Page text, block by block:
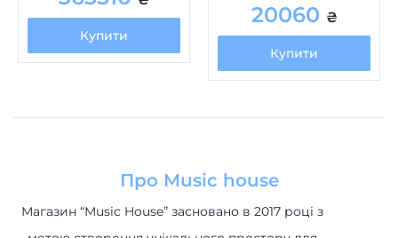
Купити
метою створення унікального простору для
музичних ентузіастів та професіоналів. Це було